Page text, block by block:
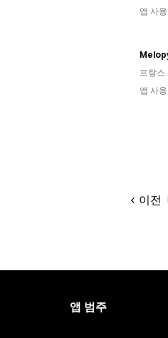
앱 사
프랑스
앱 사
이전
앱 범주